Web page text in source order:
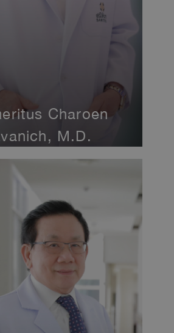
Charoen
M.D.